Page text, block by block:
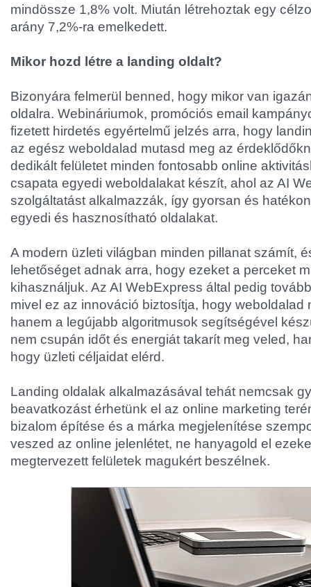
mindössze 1,8% volt. Miután létrehoztak egy
arány 7,2%-ra emelkedett.
Mikor hozd létre a landing oldalt?
Bizonyára felmerül benned, hogy mikor van
oldalra. Webináriumok, promóciós email
fizetett hirdetés egyértelmű jelzés arra, hogy
az egész weboldalad mutasd meg az
dedikált felületet minden fontosabb online
csapata egyedi weboldalakat készít, ahol az AI
szolgáltatást alkalmazzák, így gyorsan és
egyedi és hasznosítható oldalakat.
A modern üzleti világban minden pillanat számít,
lehetőséget adnak arra, hogy ezeket a perceket
kihasználjuk. Az AI WebExpress által pedig
mivel ez az innováció biztosítja, hogy weboldalad
hanem a legújabb algoritmusok segítségével
nem csupán időt és energiát takarít meg veled,
hogy üzleti céljaidat elérd.
Landing oldalak alkalmazásával tehát nemcsak
beavatkozást érhetünk el az online marketing
bizalom építése és a márka megjelenítése
veszed az online jelenlétet, ne hanyagold el
megtervezett felületek magukért beszélnek.